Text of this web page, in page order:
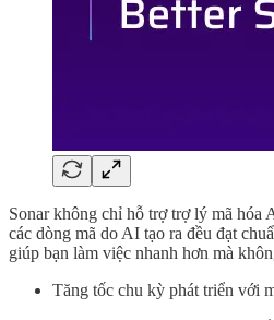
Sonar không chỉ hỗ trợ trợ lý mã hóa
các dòng mã do AI tạo ra đều đạt
giúp bạn làm việc nhanh hơn mà
Tăng tốc chu kỳ phát triển với